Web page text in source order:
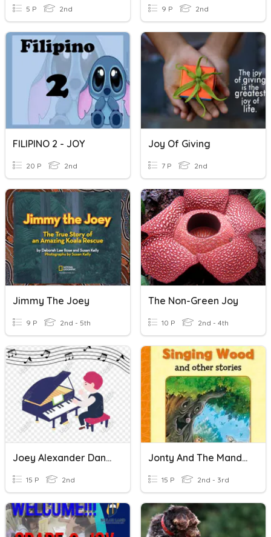
5 P 2nd 9 P 2nd
FILIPINO 2 - JOY
20 P 2nd
Joy Of Giving
7 P 2nd
Jimmy The Joey
9 P 2nd - 5th
The Non-Green Joy
10 P 2nd - 4th
Joey Alexander Dan Menyusun Kalimat
15 P 2nd
Jonty And The Mandrake People
15 P 2nd - 3rd